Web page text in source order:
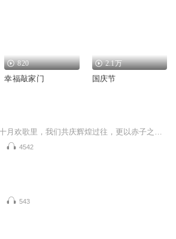
820
幸福敲家门
2.1万
国庆节
4542
543